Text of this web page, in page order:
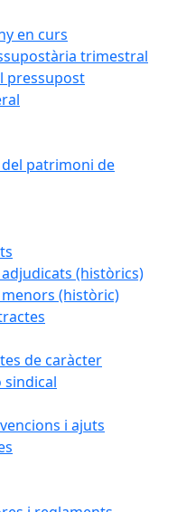
en curs
trimestral
pressupost
patrimoni de
(històrics)
(històric)
de caràcter
i ajuts